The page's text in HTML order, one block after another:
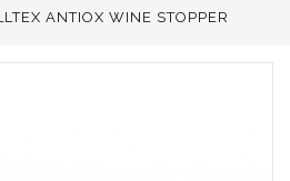
ANTIOX WINE STOPPER